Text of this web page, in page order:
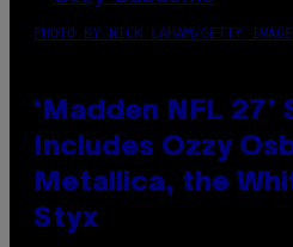
PHOTO BY NICK LAHAM/GETTY
‘Madden NFL
Includes Ozzy
Metallica, the
Styx